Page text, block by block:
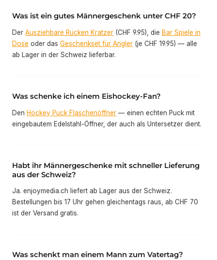
Was ist ein gutes Männergeschenk unter CHF 20?
DerAusziehbare Rücken Kratzer (CHF 9.95), die Bar Spiele in
Dose oder dasGeschenkset für Angler (je CHF 19.95) — alle
ab Lager in der Schweiz lieferbar.
Was schenke ich einem Eishockey-Fan?
Den Hockey Puck Flaschenöffner — einen echten Puck mit
eingebautem Edelstahl-Öffner, der auch als Untersetzer dient.
Habt ihr Männergeschenke mit schneller Lieferung
aus der Schweiz?
Ja. enjoymedia.ch liefert ab Lager aus der Schweiz.
Bestellungen bis 17 Uhr gehen gleichentags raus, ab CHF 70
ist der Versand gratis.
Was schenkt man einem Mann zum Vatertag?